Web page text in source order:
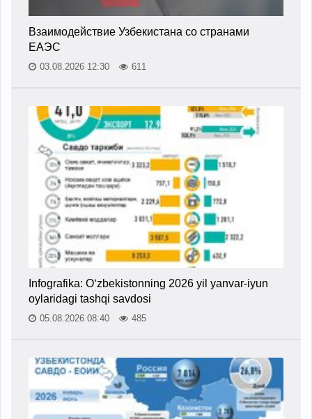
Взаимодействие Узбекистана со странами
ЕАЭС
03.08.2026 12:30 611
Infografika: O‘zbekistonning 2026 yil yanvar-iyun
oylaridagi tashqi savdosi
05.08.2026 08:40 485